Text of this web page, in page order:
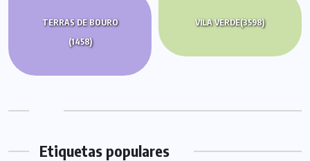
TERRAS DE BOURO
(1458)
VILA VERDE(3598)
Etiquetas populares